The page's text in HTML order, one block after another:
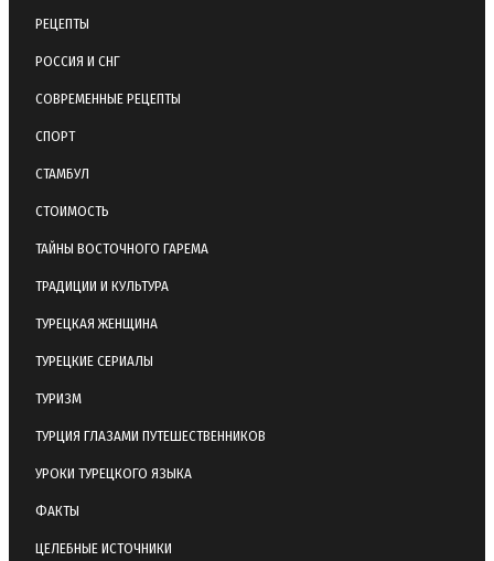
РЕЦЕПТЫ
РОССИЯ И СНГ
СОВРЕМЕННЫЕ РЕЦЕПТЫ
СПОРТ
СТАМБУЛ
СТОИМОСТЬ
ТАЙНЫ ВОСТОЧНОГО ГАРЕМА
ТРАДИЦИИ И КУЛЬТУРА
ТУРЕЦКАЯ ЖЕНЩИНА
ТУРЕЦКИЕ СЕРИАЛЫ
ТУРИЗМ
ТУРЦИЯ ГЛАЗАМИ ПУТЕШЕСТВЕННИКОВ
УРОКИ ТУРЕЦКОГО ЯЗЫКА
ФАКТЫ
ЦЕЛЕБНЫЕ ИСТОЧНИКИ